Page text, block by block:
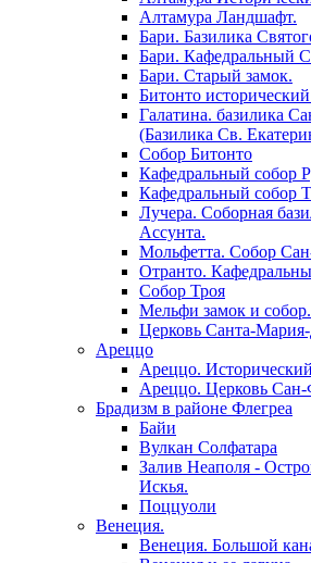
Алтамура Ландшафт.
Бари. Базилика
Бари. Кафедральный
Бари. Старый замок.
Битонто
Галатина. базилика
(Базилика Св.
Собор Битонто
Кафедральный собор
Кафедральный собор
Лучера. Соборная
Ассунта.
Мольфетта. Собор
Отранто.
Собор Троя
Мельфи замок и собор.
Церковь Санта-
Ареццо
Ареццо.
Ареццо. Церковь Сан-
Брадизм в районе Флегреа
Байи
Вулкан Солфатара
Залив Неаполя -
Искья.
Поццуоли
Венеция.
Венеция. Большой